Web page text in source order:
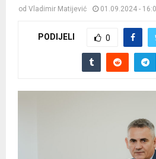
od Vladimir Matijević 01.09.2024 -
PODIJELI 0